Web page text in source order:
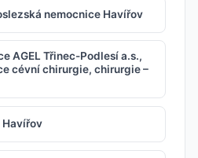
nemocnice Havířov
AGEL Třinec-Podlesí a.s.,
cévní chirurgie, chirurgie –
Havířov